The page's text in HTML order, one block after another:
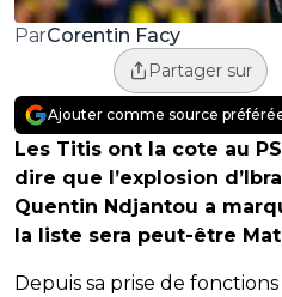
ParCorentin Facy
Partager sur
Ajouter comme source
Les Titis ont la cote au
dire que l’explosion
Quentin Ndjantou a
la liste sera peut-être
Depuis sa prise de fonctions